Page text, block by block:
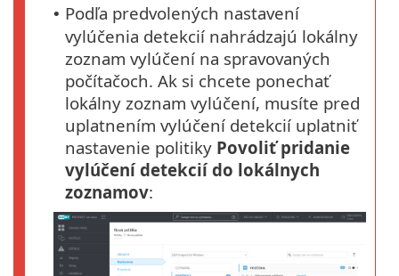
• Podľa predvolených nastavení
vylúčenia detekcií nahrádzajú lokálny
zoznam vylúčení na spravovaných
počítačoch. Ak si chcete ponechať
lokálny zoznam vylúčení, musíte pred
uplatnením vylúčení detekcií uplatniť
nastavenie politiky Povoliť pridanie
vylúčení detekcií do lokálnych
zoznamov: